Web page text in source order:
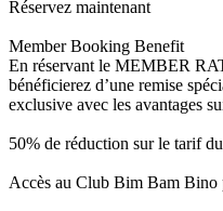
Réservez maintenant
Member Booking Benefit
En réservant le MEMBER
bénéficierez d’une remise
exclusive avec les avantages
50% de réduction sur le tarif
Accès au Club Bim Bam Bino